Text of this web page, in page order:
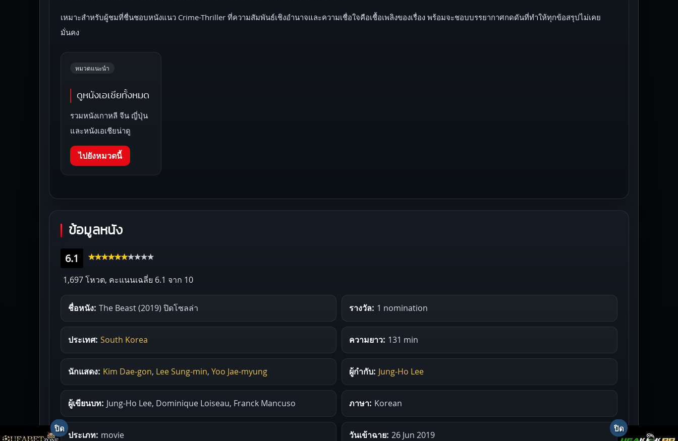
เหมาะสำหรับผู้ชมที่ชื่นชอบหนังแนว Crime-Thriller ที่ความสัมพันธ์เชิงอำนาจและความเชื่อใจคือเชื้อเพลิงของเรื่อง พร้อมจะชอบบรรยากาศกดดันที่ทำให้ทุกข้อสรุปไม่เคย
มั่นคง
หมวดแนะนำ
ดูหนังเอเชียทั้งหมด
รวมหนังเกาหลี จีน ญี่ปุ่น
และหนังเอเชียน่าดู
ไปยังหมวดนี้
ข้อมูลหนัง
6.1
1,697 โหวต, คะแนนเฉลี่ย 6.1 จาก 10
ชื่อหนัง: The Beast (2019) ปิดโซลล่า รางวัล: 1 nomination
ประเทศ: South Korea ความยาว: 131 min
นักแสดง: Kim Dae-gon, Lee Sung-min, Yoo Jae-myung ผู้กำกับ: Jung-Ho Lee
ผู้เขียนบท: Jung-Ho Lee, Dominique Loiseau, Franck Mancuso ภาษา: Korean
ประเภท: movie วันเข้าฉาย: 26 Jun 2019